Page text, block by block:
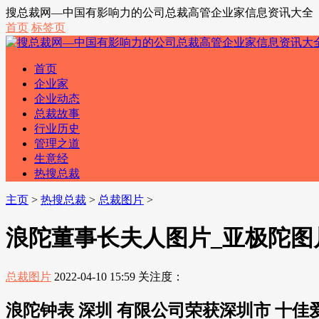
搜总裁网—中国有影响力的公司总裁高管企业家信息资讯大全
首页 标签页
首页
企业家
企业动态
总裁故事
行业历史
管理之道
生意经
热搜总裁
主页 > 热搜总裁 > 总裁图片 >
浪陀董事长夫人图片_亚极陀图
总裁图片 2022-04-10 15:59 关注度：
浪陀钟表 深圳 有限公司荣获深圳市 十佳